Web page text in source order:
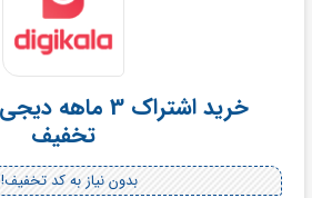
تخفیف
بدون نیاز به کد تخفیف!